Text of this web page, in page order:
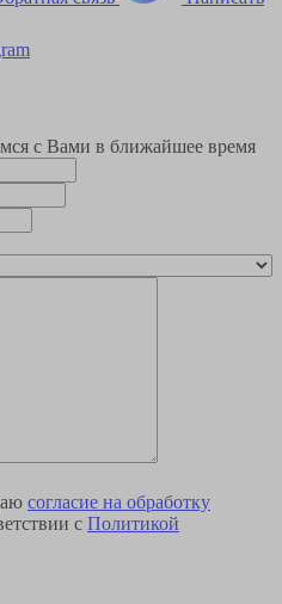
с Вами в ближайшее время
согласие на обработку
с Политикой